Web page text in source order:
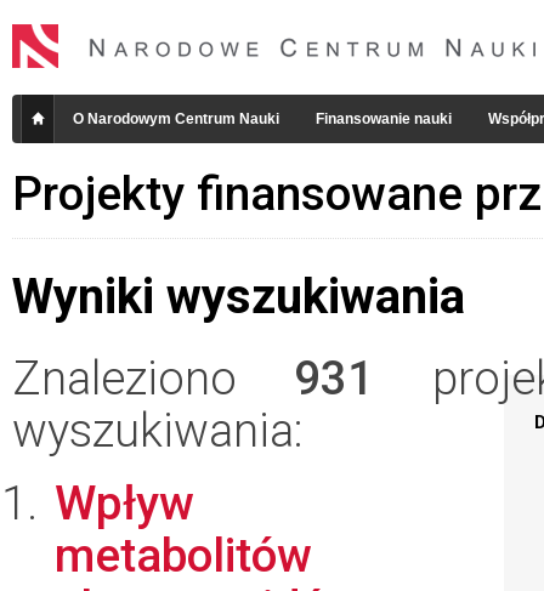
O Narodowym Centrum Nauki Finansowanie nauki
Projekty finansowane
Wyniki wyszukiwania
Znaleziono 931
wyszukiwania:
Wpływ
metabolitów